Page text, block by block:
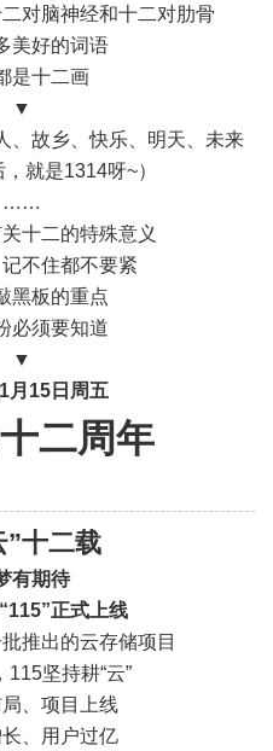
对脑神经和十二对肋骨
美好的词语
是十二画
▼
、故乡、快乐、明天、未来
，就是1314呀~）
……
十二的特殊意义
不住都不要紧
黑板的重点
必须要知道
▼
月15日 周五
十二周年
”十二载
有期待
正式上线
推出的云存储项目
115坚持耕“云”
、项目上线
、用户过亿